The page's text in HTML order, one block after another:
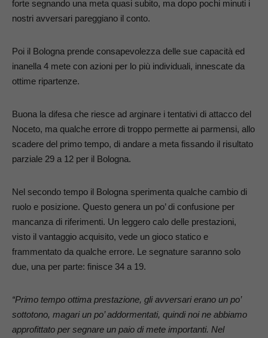
forte segnando una meta quasi subito, ma dopo pochi minuti i
nostri avversari pareggiano il conto.
Poi il Bologna prende consapevolezza delle sue capacità ed
inanella 4 mete con azioni per lo più individuali, innescate da
ottime ripartenze.
Buona la difesa che riesce ad arginare i tentativi di attacco del
Noceto, ma qualche errore di troppo permette ai parmensi, allo
scadere del primo tempo, di andare a meta fissando il risultato
parziale 29 a 12 per il Bologna.
Nel secondo tempo il Bologna sperimenta qualche cambio di
ruolo e posizione. Questo genera un po’ di confusione per
mancanza di riferimenti. Un leggero calo delle prestazioni,
visto il vantaggio acquisito, vede un gioco statico e
frammentato da qualche errore. Le segnature saranno solo
due, una per parte: finisce 34 a 19.
“Primo tempo ottima prestazione, gli avversari erano un po’
sottotono, magari un po’ addormentati, quindi noi ne abbiamo
approfittato per segnare un paio di mete importanti. Nel